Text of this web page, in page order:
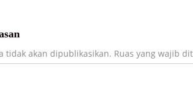
tidak akan dipublikasikan. Ruas yang wajib